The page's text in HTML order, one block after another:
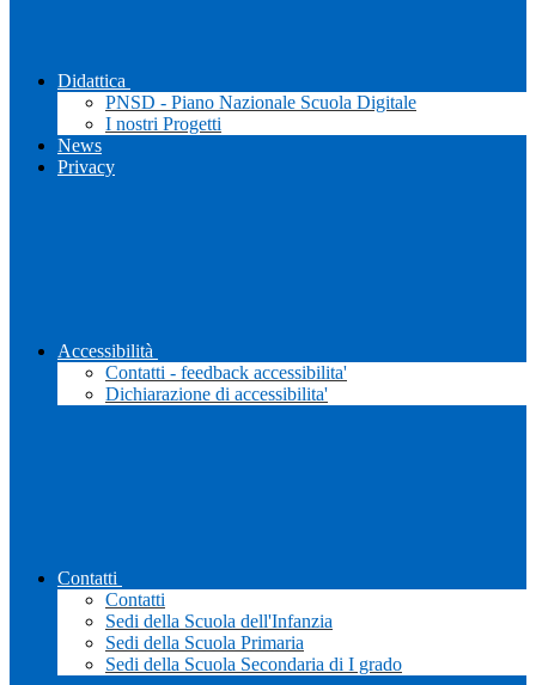
Didattica
PNSD - Piano Nazionale Scuola Digitale
I nostri Progetti
News
Privacy
Accessibilità
Contatti - feedback accessibilita'
Dichiarazione di accessibilita'
Contatti
Contatti
Sedi della Scuola dell'Infanzia
Sedi della Scuola Primaria
Sedi della Scuola Secondaria di I grado